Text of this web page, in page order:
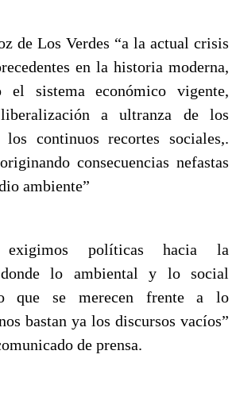
de Los Verdes “a la actual crisis
en la historia moderna,
el sistema económico vigente,
a ultranza de los
continuos recortes sociales,.
consecuencias nefastas
ambiente”
exigimos políticas hacia la
donde lo ambiental y lo social
que se merecen frente a lo
bastan ya los discursos vacíos”
de prensa.